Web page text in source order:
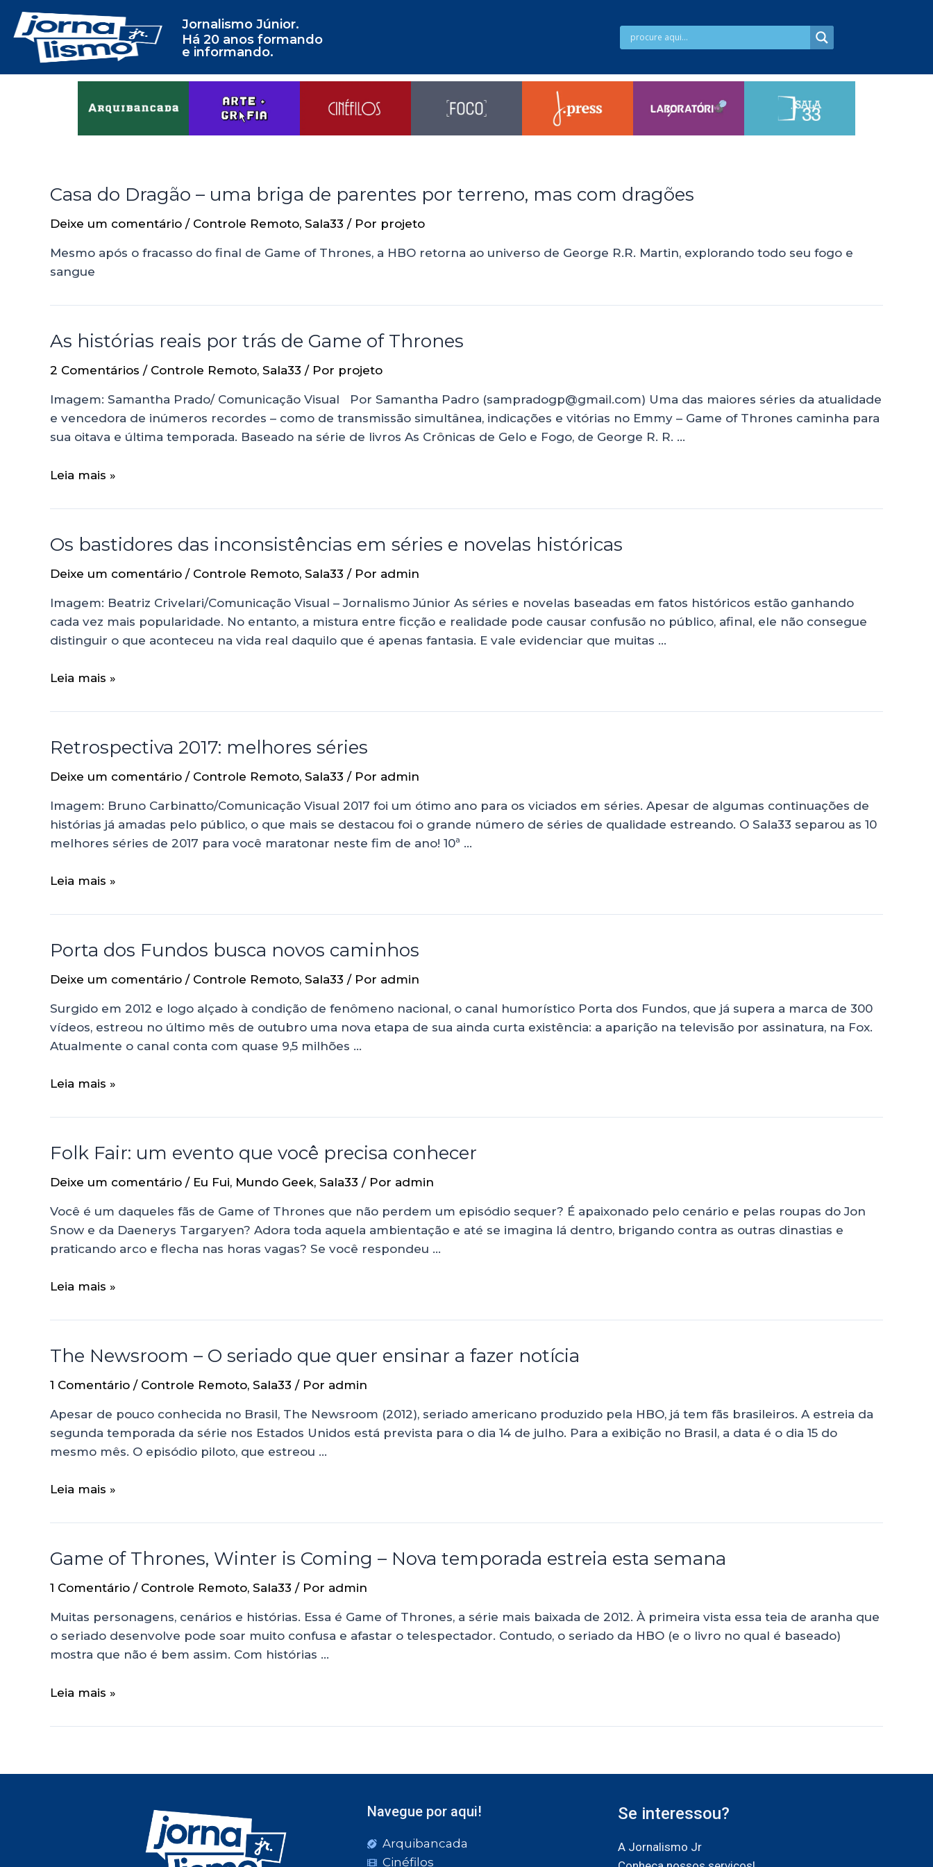
Jornalismo Júnior.
Há 20 anos formando
e informando.
Casa do Dragão – uma briga de parentes por terreno, mas com dragões
Deixe um comentário / Controle Remoto, Sala33 / Por projeto
Mesmo após o fracasso do final de Game of Thrones, a HBO retorna ao universo de George R.R. Martin, explorando todo seu fogo e
sangue
As histórias reais por trás de Game of Thrones
2 Comentários / Controle Remoto, Sala33 / Por projeto
Imagem: Samantha Prado/ Comunicação Visual Por Samantha Padro (sampradogp@gmail.com) Uma das maiores séries da atualidade
e vencedora de inúmeros recordes – como de transmissão simultânea, indicações e vitórias no Emmy – Game of Thrones caminha para
sua oitava e última temporada. Baseado na série de livros As Crônicas de Gelo e Fogo, de George R. R. …
Leia mais »
Os bastidores das inconsistências em séries e novelas históricas
Deixe um comentário / Controle Remoto, Sala33 / Por admin
Imagem: Beatriz Crivelari/Comunicação Visual – Jornalismo Júnior As séries e novelas baseadas em fatos históricos estão ganhando
cada vez mais popularidade. No entanto, a mistura entre ficção e realidade pode causar confusão no público, afinal, ele não consegue
distinguir o que aconteceu na vida real daquilo que é apenas fantasia. E vale evidenciar que muitas …
Leia mais »
Retrospectiva 2017: melhores séries
Deixe um comentário / Controle Remoto, Sala33 / Por admin
Imagem: Bruno Carbinatto/Comunicação Visual 2017 foi um ótimo ano para os viciados em séries. Apesar de algumas continuações de
histórias já amadas pelo público, o que mais se destacou foi o grande número de séries de qualidade estreando. O Sala33 separou as 10
melhores séries de 2017 para você maratonar neste fim de ano! 10ª …
Leia mais »
Porta dos Fundos busca novos caminhos
Deixe um comentário / Controle Remoto, Sala33 / Por admin
Surgido em 2012 e logo alçado à condição de fenômeno nacional, o canal humorístico Porta dos Fundos, que já supera a marca de 300
vídeos, estreou no último mês de outubro uma nova etapa de sua ainda curta existência: a aparição na televisão por assinatura, na Fox.
Atualmente o canal conta com quase 9,5 milhões …
Leia mais »
Folk Fair: um evento que você precisa conhecer
Deixe um comentário / Eu Fui, Mundo Geek, Sala33 / Por admin
Você é um daqueles fãs de Game of Thrones que não perdem um episódio sequer? É apaixonado pelo cenário e pelas roupas do Jon
Snow e da Daenerys Targaryen? Adora toda aquela ambientação e até se imagina lá dentro, brigando contra as outras dinastias e
praticando arco e flecha nas horas vagas? Se você respondeu …
Leia mais »
The Newsroom – O seriado que quer ensinar a fazer notícia
1 Comentário / Controle Remoto, Sala33 / Por admin
Apesar de pouco conhecida no Brasil, The Newsroom (2012), seriado americano produzido pela HBO, já tem fãs brasileiros. A estreia da
segunda temporada da série nos Estados Unidos está prevista para o dia 14 de julho. Para a exibição no Brasil, a data é o dia 15 do
mesmo mês. O episódio piloto, que estreou …
Leia mais »
Game of Thrones, Winter is Coming – Nova temporada estreia esta semana
1 Comentário / Controle Remoto, Sala33 / Por admin
Muitas personagens, cenários e histórias. Essa é Game of Thrones, a série mais baixada de 2012. À primeira vista essa teia de aranha que
o seriado desenvolve pode soar muito confusa e afastar o telespectador. Contudo, o seriado da HBO (e o livro no qual é baseado)
mostra que não é bem assim. Com histórias …
Leia mais »
Navegue por aqui!
Arquibancada
Cinéfilos
Se interessou?
A Jornalismo Jr